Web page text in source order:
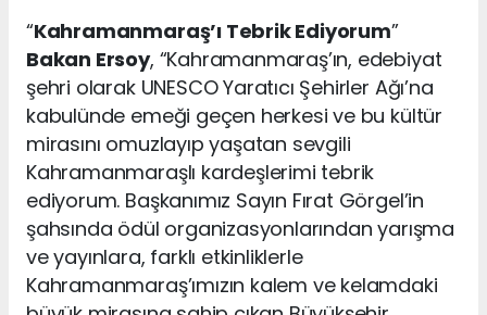
“Kahramanmaraş’ı Tebrik Ediyorum”
Bakan Ersoy, “Kahramanmaraş’ın, edebiyat
şehri olarak UNESCO Yaratıcı Şehirler Ağı’na
kabulünde emeği geçen herkesi ve bu kültür
mirasını omuzlayıp yaşatan sevgili
Kahramanmaraşlı kardeşlerimi tebrik
ediyorum. Başkanımız Sayın Fırat Görgel’in
şahsında ödül organizasyonlarından yarışma
ve yayınlara, farklı etkinliklerle
Kahramanmaraş’ımızın kalem ve kelamdaki